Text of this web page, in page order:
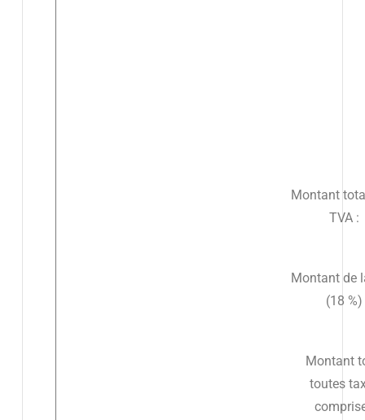
Montant
TVA :
Montant de
(18 %)
Montant
toutes